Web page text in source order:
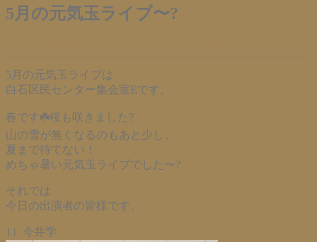
5月の元気玉ライブ〜?
5月の元気玉ライブは
白石区民センター集会室Eです。
春です☘️桜も咲きました?
山の雪が無くなるのもあと少し。
夏まで待てない！
めちゃ暑い元気玉ライブでした〜?
それでは
今日の出演者の皆様です。
1）今井学